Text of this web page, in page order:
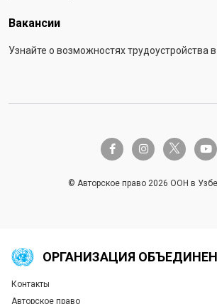
Вакансии
Узнайте о возможностях трудоустройства
facebook-finstagramtwitter-x
© Авторское право 2026 ООН в
ОРГАНИЗАЦИЯ
Global U.N. menu
Контакты
Авторское право